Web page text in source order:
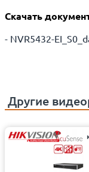
Скачать
- NVR5432-
Другие